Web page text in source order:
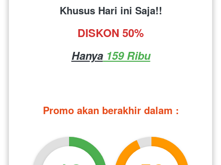
Khusus Hari ini Saja!!
DISKON 50%
Hanya 159 Ribu
Promo akan berakhir dalam :